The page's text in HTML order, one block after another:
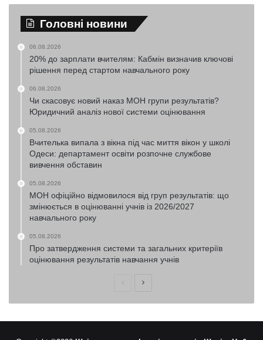
Головні новини
06.08.2026
20% до зарплати вчителям: Кабмін визначив ключові
рішення перед стартом навчального року
06.08.2026
Чи скасовує новий наказ МОН групи результатів?
Юридичний аналіз нової системи оцінювання
05.08.2026
Вчителька випала з вікна під час миття вікон у школі
Одеси: департамент освіти розпочне службове
вивчення обставин
05.08.2026
МОН офіційно відмовилося від груп результатів: що
змінюється в оцінюванні учнів із 2026/2027
навчального року
05.08.2026
Про затвердження системи та загальних критеріїв
оцінювання результатів навчання учнів
ПопередняНаступна